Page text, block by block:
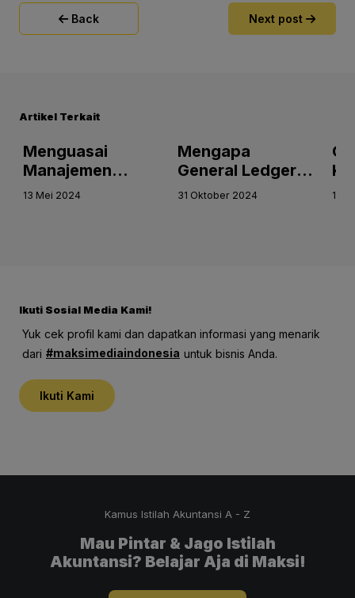
Back Next post
Artikel Terkait
Menguasai
Manajemen
Gross Payroll:
13 Mei 2024
Mengapa
General Ledger
Accounting
31 Oktober 2024 16
Ikuti Sosial Media Kami!
Yuk cek profil kami dan dapatkan informasi yang menarik
dari #maksimediaindonesia untuk bisnis Anda.
Ikuti Kami
Kamus Istilah Akuntansi A - Z
Mau Pintar & Jago Istilah
Akuntansi? Belajar Aja di Maksi!